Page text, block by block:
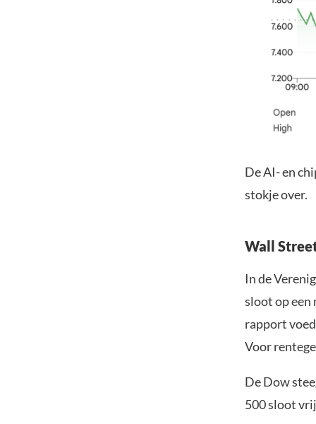
De AI- en
stokje over.
Wall
In de
sloot op een
rapport
Voor
De Dow
500 sloot